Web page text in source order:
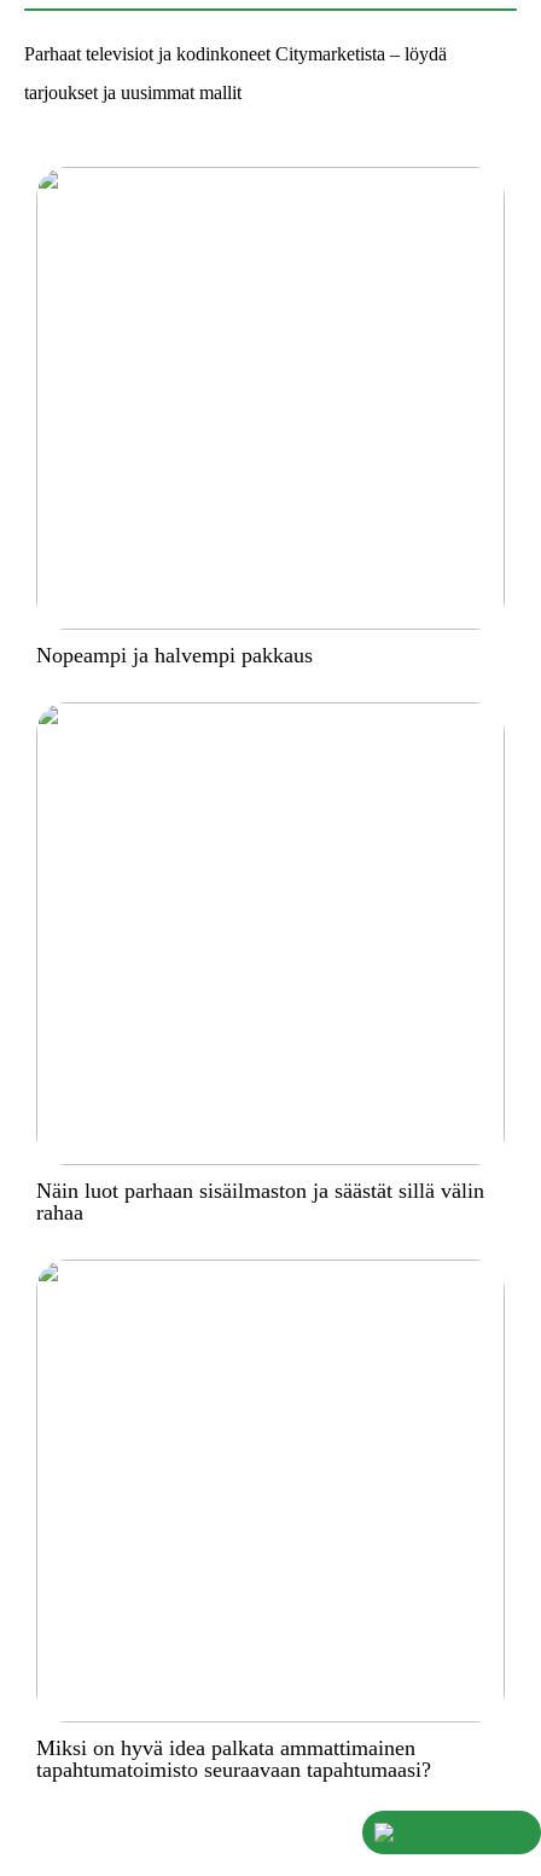
Parhaat televisiot ja kodinkoneet Citymarketista – löydä
tarjoukset ja uusimmat mallit
Nopeampi ja halvempi pakkaus
Näin luot parhaan sisäilmaston ja säästät sillä välin
rahaa
Miksi on hyvä idea palkata ammattimainen
tapahtumatoimisto seuraavaan tapahtumaasi?